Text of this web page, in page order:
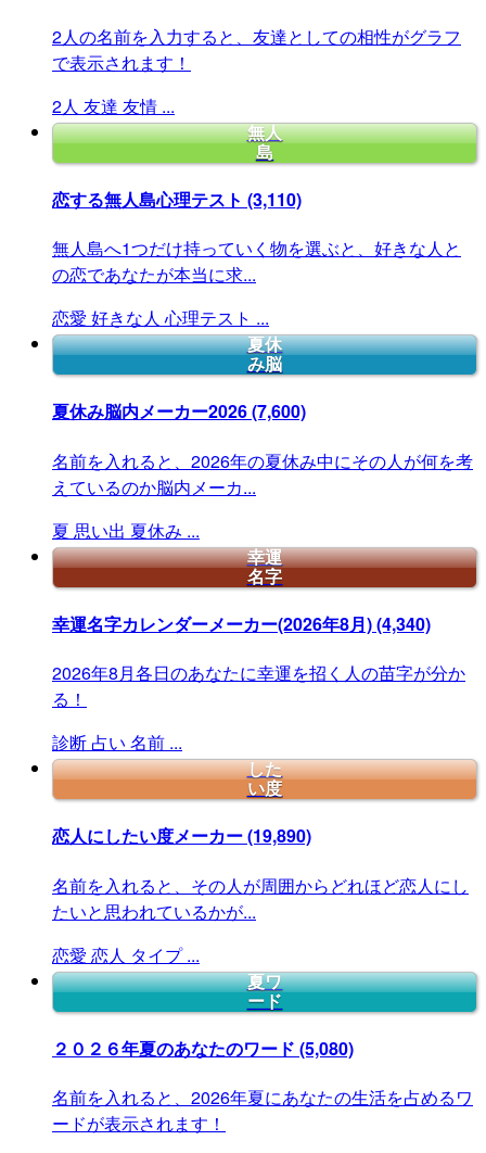
2人の名前を入力すると、友達としての相性がグラフ
で表示されます！
2人 友達 友情 ...
無人
島
恋する無人島心理テスト (3,110)
無人島へ1つだけ持っていく物を選ぶと、好きな人と
の恋であなたが本当に求...
恋愛 好きな人 心理テスト ...
夏休
み脳
夏休み脳内メーカー2026(7,600)
名前を入れると、2026年の夏休み中にその人が何を考
えているのか脳内メーカ...
夏 思い出 夏休み ...
幸運
名字
幸運名字カレンダーメーカー(2026年8月)(4,340)
2026年8月各日のあなたに幸運を招く人の苗字が分か
る！
診断 占い 名前 ...
した
い度
恋人にしたい度メーカー(19,890)
名前を入れると、その人が周囲からどれほど恋人にし
たいと思われているかが...
恋愛 恋人 タイプ ...
夏ワ
ード
２０２６年夏のあなたのワード (5,080)
名前を入れると、2026年夏にあなたの生活を占めるワ
ードが表示されます！